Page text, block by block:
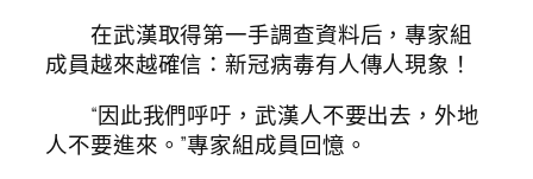
在武漢取得第一手調查資料后，專家組
成員越來越確信：新冠病毒有人傳人現象！
“因此我們呼吁，武漢人不要出去，外地
人不要進來。”專家組成員回憶。